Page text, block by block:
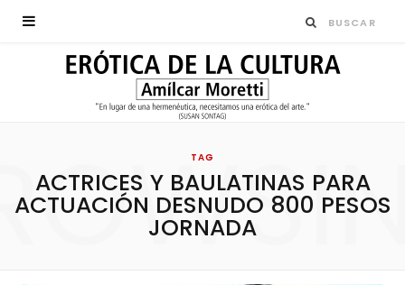
TAG
ACTRICES Y BAULATINAS PARA
ACTUACIÓN DESNUDO 800 PESOS
JORNADA